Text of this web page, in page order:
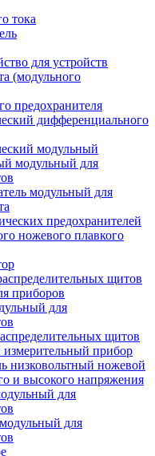
тока
для устройств
(модульного
предохранителя
дифференциального
модульный
модульный для
модульный для
предохранителей
ножевого плавкого
щитов
приборов
для
щитов
прибор
низковольтный ножевой
и высокого напряжения
для
для